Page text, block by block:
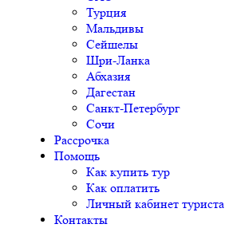
Турция
Мальдивы
Сейшелы
Шри-Ланка
Абхазия
Дагестан
Санкт-Петербург
Сочи
Рассрочка
Помощь
Как купить тур
Как оплатить
Личный кабинет туриста
Контакты